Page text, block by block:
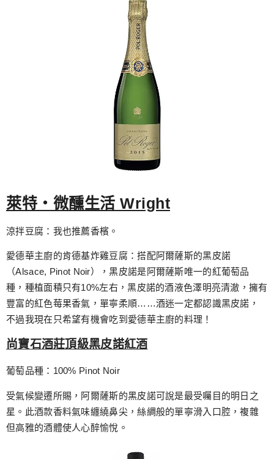
萊特‧微醺生活 Wright
涼拌豆腐：我也推薦香檳。
愛德華主廚的肯德基炸雞豆腐：搭配阿爾薩斯的黑皮諾
（Alsace, Pinot Noir），黑皮諾是阿爾薩斯唯一的紅葡萄品
種，種植面積只有10%左右，黑皮諾的酒液色澤明亮清澈，擁有
豐富的紅色莓果香氣，單寧柔順……酒迷一定都認識黑皮諾，
不過我現在只希望有機會吃到愛德華主廚的料理！
尚寶石酒莊頂級黑皮諾紅酒
葡萄品種：100% Pinot Noir
受氣候變遷所賜，阿爾薩斯的黑皮諾可說是最受囑目的明日之
星。此酒款香料氣味纏繞鼻尖，絲綢般的單寧滑入口腔，複雜
但高雅的酒體使人心醉愉悅。